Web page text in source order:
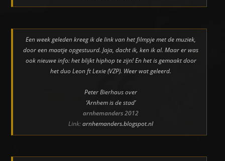
Een week geleden kreeg ik de link van het filmpje met de muziek,
door een maatje opgestuurd. Jaja, dacht ik, ken ik al. Maar er was
ook nieuwe info: het blijkt hiphop te zijn! En het is gemaakt door
het duo Leon ft Lexie (VZP). Weer wat geleerd.
Peter Bierhaus over
‘Arnhem is de stad’
arnhemanders 2012
Link:arnhemanders.blogspot.nl